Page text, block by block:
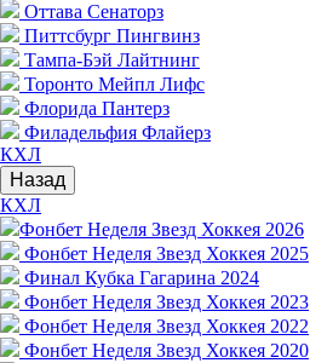
Оттава Сенаторз
Питтсбург Пингвинз
Тампа-Бэй Лайтнинг
Торонто Мейпл Лифс
Флорида Пантерз
Филадельфия Флайерз
КХЛ
Назад
КХЛ
Фонбет Неделя Звезд Хоккея 2026
Фонбет Неделя Звезд Хоккея 2025
Финал Кубка Гагарина 2024
Фонбет Неделя Звезд Хоккея 2023
Фонбет Неделя Звезд Хоккея 2022
Фонбет Неделя Звезд Хоккея 2020